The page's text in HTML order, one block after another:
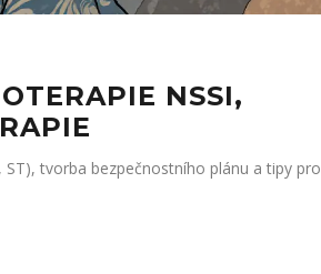
NSSI,
tvorba bezpečnostního plánu a tipy pro